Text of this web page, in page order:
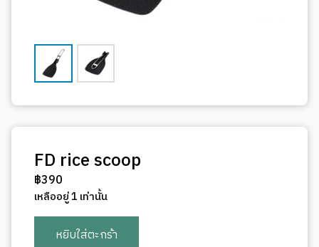
FD rice scoop
฿390
เหลืออยู่ 1 เท่านั้น
หยิบใส่ตะกร้า